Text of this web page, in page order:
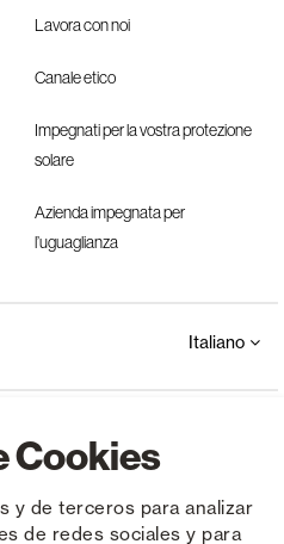
Cookies
y de terceros para analizar
de redes sociales y para
Lavora con noi
Canale etico
Impegnati per la vostra protezione
solare
Azienda impegnata per
l’uguaglianza
sulla riservatezza Avviso legale Cookies
Italiano